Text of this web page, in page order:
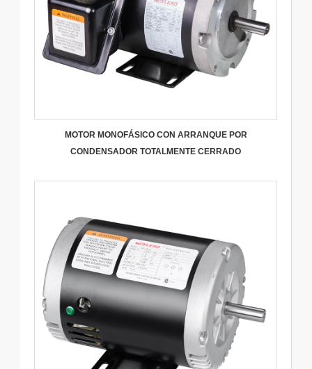
MOTOR MONOFÁSICO CON ARRANQUE POR
CONDENSADOR TOTALMENTE CERRADO